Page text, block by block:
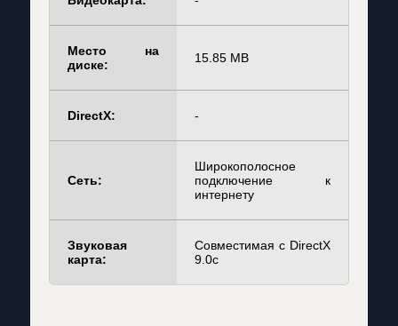
Место на
диске:
15.85 MB
DirectX: -
Сеть:
Широкополосное
подключение к
интернету
Звуковая
карта:
Совместимая с DirectX
9.0c